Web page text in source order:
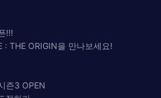
!!!
: THE ORIGIN을 만나보세요!
즌3 OPEN